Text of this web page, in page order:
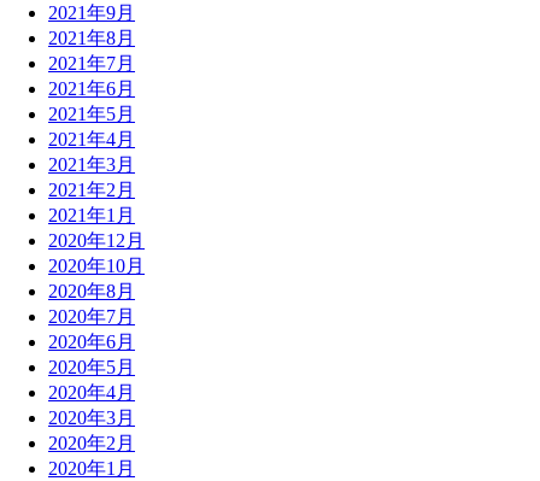
2021年9月
2021年8月
2021年7月
2021年6月
2021年5月
2021年4月
2021年3月
2021年2月
2021年1月
2020年12月
2020年10月
2020年8月
2020年7月
2020年6月
2020年5月
2020年4月
2020年3月
2020年2月
2020年1月